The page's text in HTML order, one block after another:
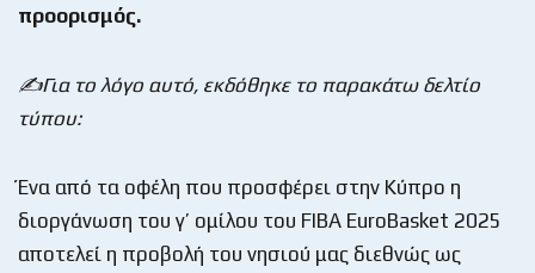
προορισμός.
✍Για το λόγο αυτό, εκδόθηκε το παρακάτω δελτίο
τύπου:
Ένα από τα οφέλη που προσφέρει στην Κύπρο η
διοργάνωση του γ’ ομίλου του FIBA EuroBasket 2025
αποτελεί η προβολή του νησιού μας διεθνώς ως